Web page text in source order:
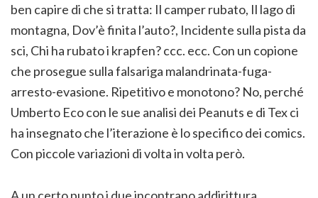
ben capire di che si tratta: Il camper rubato, Il lago di
montagna, Dov’è finita l’auto?, Incidente sulla pista da
sci, Chi ha rubato i krapfen? ccc. ecc. Con un copione
che prosegue sulla falsariga malandrinata-fuga-
arresto-evasione. Ripetitivo e monotono? No, perché
Umberto Eco con le sue analisi dei Peanuts e di Tex ci
ha insegnato che l’iterazione è lo specifico dei comics.
Con piccole variazioni di volta in volta però.